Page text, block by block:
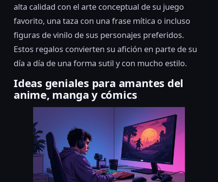
alta calidad con el arte conceptual de su juego
favorito, una taza con una frase mítica o incluso
figuras de vinilo de sus personajes preferidos.
Estos regalos convierten su afición en parte de su
día a día de una forma sutil y con mucho estilo.
Ideas geniales para amantes del
anime, manga y cómics